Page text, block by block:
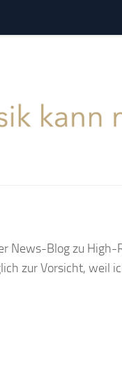
News-Blog zu High-
zur Vorsicht, weil